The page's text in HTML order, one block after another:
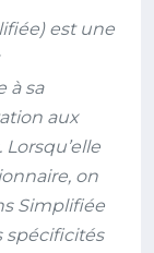
est une
à sa
aux
on
Simplifiée
spécificités